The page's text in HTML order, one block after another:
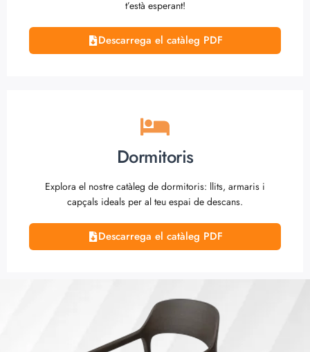
t’està esperant!
Descarrega el catàleg PDF
Dormitoris
Explora el nostre catàleg de dormitoris: llits, armaris i
capçals ideals per al teu espai de descans.
Descarrega el catàleg PDF